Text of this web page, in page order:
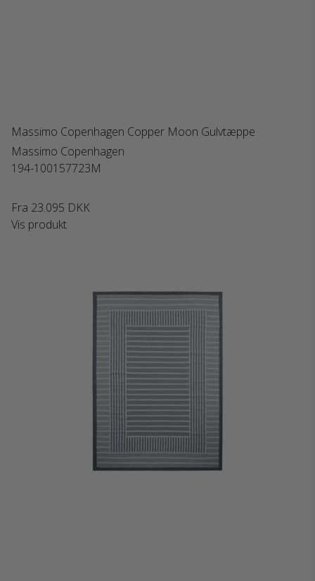
Massimo Copenhagen Copper Moon Gulvtæppe
Massimo Copenhagen
194-100157723M
Fra 23.095 DKK
Vis produkt